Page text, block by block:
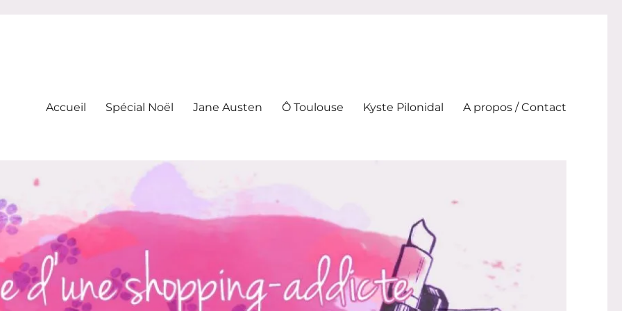
Accueil Spécial Noël Jane Austen Ô Toulouse Kyste Pilonidal A propos / Contact